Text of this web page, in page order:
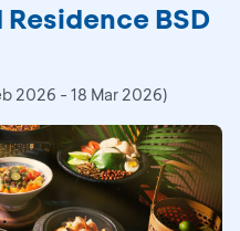
BSD
2026 - 18 Mar 2026)